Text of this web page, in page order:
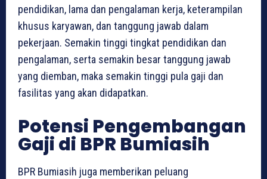
pendidikan, lama dan pengalaman kerja, keterampilan
khusus karyawan, dan tanggung jawab dalam
pekerjaan. Semakin tinggi tingkat pendidikan dan
pengalaman, serta semakin besar tanggung jawab
yang diemban, maka semakin tinggi pula gaji dan
fasilitas yang akan didapatkan.
Potensi Pengembangan
Gaji di BPR Bumiasih
BPR Bumiasih juga memberikan peluang